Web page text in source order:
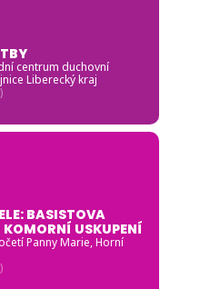
centrum duchovní
Liberecký kraj
BASISTOVA
USKUPENÍ
Panny Marie, Horní